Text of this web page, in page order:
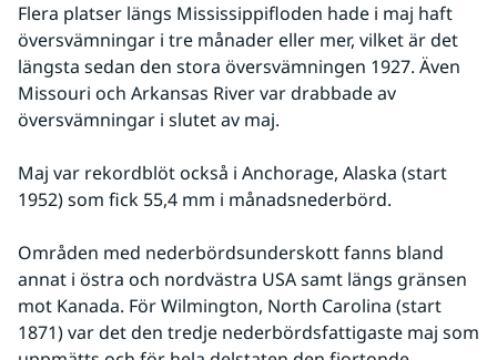
Flera platser längs Mississippifloden hade i maj haft
översvämningar i tre månader eller mer, vilket är det
längsta sedan den stora översvämningen 1927. Även
Missouri och Arkansas River var drabbade av
översvämningar i slutet av maj.
Maj var rekordblöt också i Anchorage, Alaska (start
1952) som fick 55,4 mm i månadsnederbörd.
Områden med nederbördsunderskott fanns bland
annat i östra och nordvästra USA samt längs gränsen
mot Kanada. För Wilmington, North Carolina (start
1871) var det den tredje nederbördsfattigaste maj som